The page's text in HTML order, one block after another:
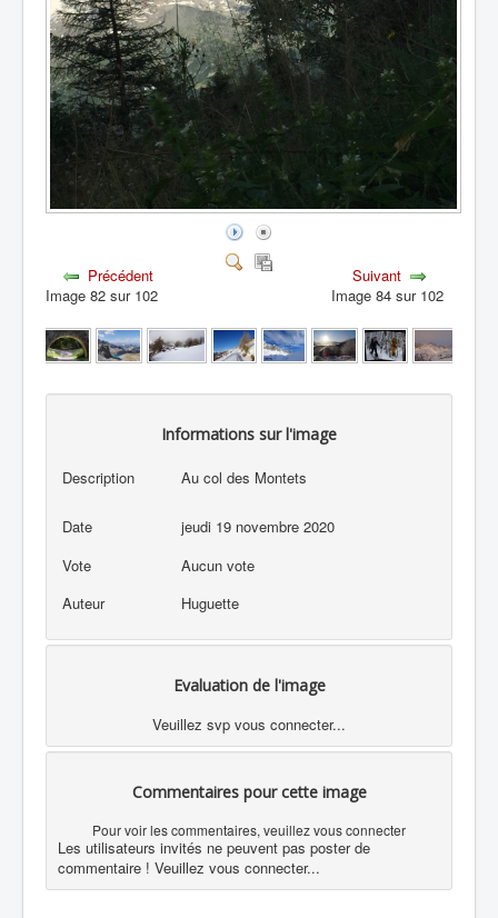
Précédent
Image 82 sur 102
Suivant
Image 84 sur 102
Informations sur l'image
Description Au col des Montets
Date
jeudi 19 novembre 2020
Vote
Aucun vote
Auteur
Huguette
Evaluation de l'image
Veuillez svp vous connecter...
Commentaires pour cette image
Pour voir les commentaires, veuillez vous connecter
Les utilisateurs invités ne peuvent pas poster de
commentaire ! Veuillez vous connecter...